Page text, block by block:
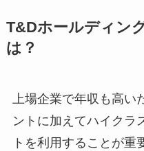
T&Dホールディン
は？
上場企業で年収も高い
ントに加えてハイクラ
トを利用することが重